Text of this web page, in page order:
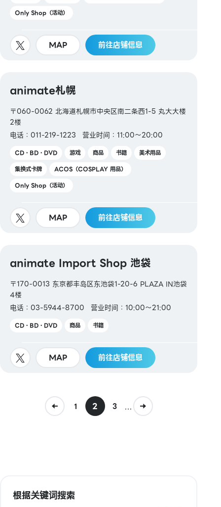
Only Shop（活动）
MAP 前往店铺信息
animate札幌
〒060-0062 北海道札幌市中央区南二条西1-5 丸大大楼
2楼
电话：011-219-1223
营业时间：11:00～20:00
CD・BD・DVD 游戏 商品 书籍
美术用品
集换式卡牌
ACOS（COSPLAY 用品）
Only Shop（活动）
MAP 前往店铺信息
animate Import Shop 池袋
〒170-0013 东京都丰岛区东池袋1-20-6 PLAZA IN池袋
4楼
电话：03-5944-8700
营业时间：10:00～21:00
CD・BD・DVD 商品 书籍
MAP 前往店铺信息
1 2 3 ...
根据关键词搜索